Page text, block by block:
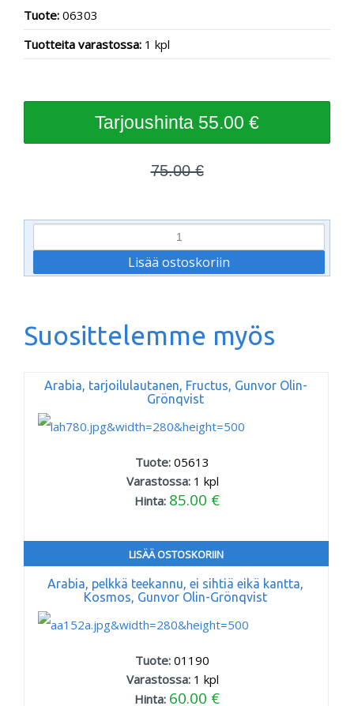
Tuote: 06303
Tuotteita varastossa: 1 kpl
55.00 €
75.00 €
Suosittelemme myös
Arabia, tarjoilulautanen, Fructus, Gunvor Olin-
Grönqvist
Tuote:05613
Varastossa: 1 kpl
Hinta: 85.00 €
LISÄÄ OSTOSKORIIN
Arabia, pelkkä teekannu, ei sihtiä eikä kantta,
Kosmos, Gunvor Olin-Grönqvist
Tuote:01190
Varastossa: 1 kpl
Hinta: 60.00 €